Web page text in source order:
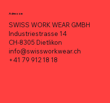
Adresse
SWISS WORK WEAR GMBH
Industriestrasse 14
CH-8305 Dietlikon
info@swissworkwear.ch
+41 79 912 18 18